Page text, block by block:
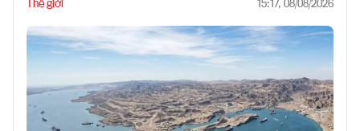
Thế giới 15:17, 08/08/2026